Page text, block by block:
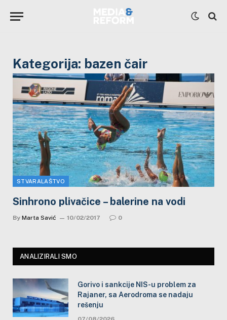
Kategorija: bazen čair
STVARALAŠTVO
Sinhrono plivačice – balerine na vodi
By Marta Savić 10/02/2017 0
ANALIZIRALI SMO
Gorivo i sankcije NIS-u problem za
Rajaner, sa Aerodroma se nadaju
rešenju